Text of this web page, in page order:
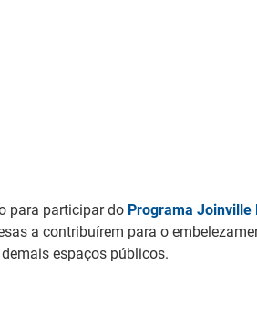
para participar do Programa Joinville
a contribuírem para o
espaços públicos.